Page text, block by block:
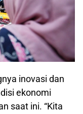
inovasi dan
ekonomi
saat ini. “Kita